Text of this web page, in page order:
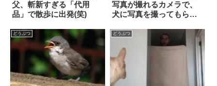
父、斬新すぎる「代用
品」で散歩に出発(笑)
写真が撮れるカメラで、
犬に写真を撮ってもらっ
どうぶつ どうぶつ